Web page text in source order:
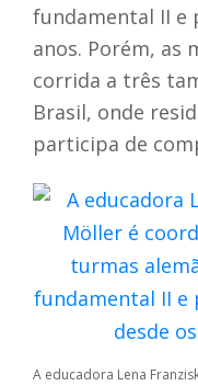
fundamental II e
anos. Porém, as
corrida a três
Brasil, onde
participa de
A educadora Lena